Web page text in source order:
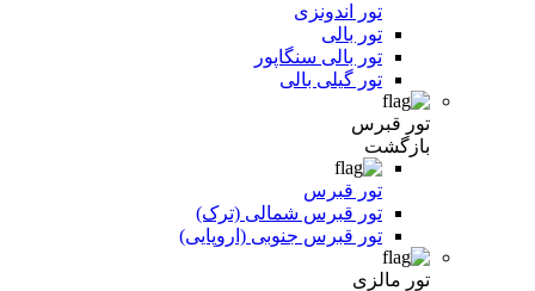
تور اندونزی
تور بالی
تور بالی سنگاپور
تور گیلی بالی
تور قبرس
بازگشت
تور قبرس
تور قبرس شمالی (ترک)
تور قبرس جنوبی (اروپایی)
تور مالزی